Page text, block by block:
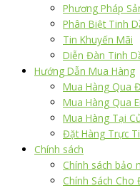
Phương Pháp
Phân Biệt Tinh
Tin Khuyến Mãi
Diễn Đàn Tinh
Hướng Dẫn Mua Hàng
Mua Hàng Qua
Mua Hàng Qua
Mua Hàng Tại
Đặt Hàng Trực
Chính sách
Chính sách bảo
Chính Sách Cho